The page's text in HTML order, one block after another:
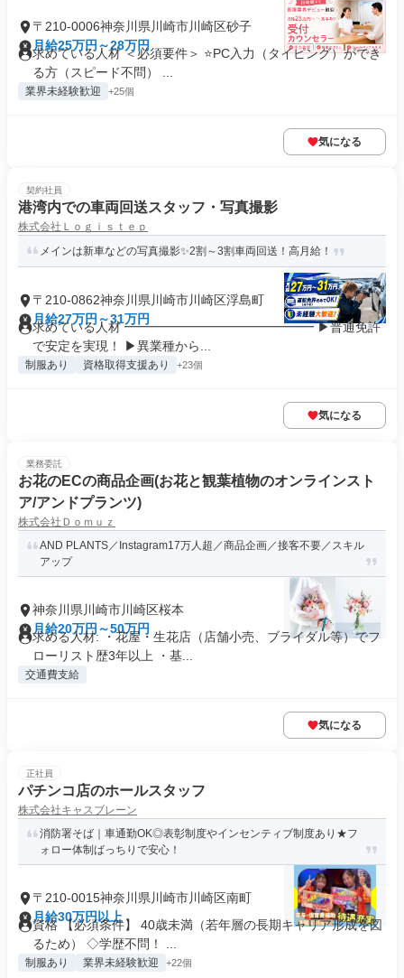
〒210-0006神奈川県川崎市川崎区砂子
月給25万円～28万円
求めている人材 ＜必須要件＞ ⭐️PC入力（タイピング）ができ
る方（スピード不問） ...
業界未経験歓迎 +25個
気になる
契約社員
港湾内での車両回送スタッフ・写真撮影
株式会社Ｌｏｇｉｓｔｅｐ
メインは新車などの写真撮影✨2割～3割車両回送！高月給！
〒210-0862神奈川県川崎市川崎区浮島町
月給27万円～31万円
求めている人材 ━━━━━━━━━━━━━━━ ▶普通免許
で安定を実現！ ▶異業種から...
制服あり 資格取得支援あり +23個
気になる
業務委託
お花のECの商品企画(お花と観葉植物のオンラインスト
ア/アンドプランツ)
株式会社Ｄｏｍｕｚ
AND PLANTS／Instagram17万人超／商品企画／接客不要／スキル
アップ
神奈川県川崎市川崎区桜本
月給20万円～50万円
求める人材: ・花屋・生花店（店舗小売、ブライダル等）でフ
ローリスト歴3年以上 ・基...
交通費支給
気になる
正社員
パチンコ店のホールスタッフ
株式会社キャスブレーン
消防署そば｜車通勤OK◎表彰制度やインセンティブ制度あり★フ
ォロー体制ばっちりで安心！
〒210-0015神奈川県川崎市川崎区南町
月給30万円以上
資格 【必須条件】 40歳未満（若年層の長期キャリア形成を図
るため） ◇学歴不問！ ...
制服あり 業界未経験歓迎 +22個